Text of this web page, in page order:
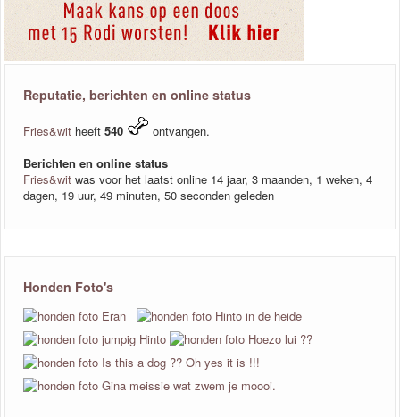
Reputatie, berichten en online status
Fries&wit heeft 540
ontvangen.
Berichten en online status
Fries&wit was voor het laatst online 14 jaar, 3 maanden, 1 weken, 4
dagen, 19 uur, 49 minuten, 50 seconden geleden
Honden Foto's